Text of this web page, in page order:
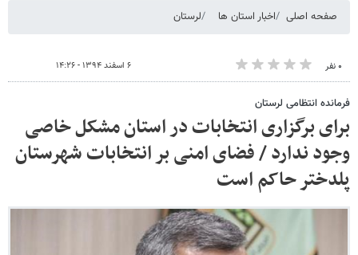
صفحه اصلی اخبار استان ها لرستان
۰ نفر ۶ اسفند ۱۳۹۴ - ۱۴:۲۶
فرمانده انتظامی لرستان
برای برگزاری انتخابات در استان مشکل خاصی
وجود ندارد / فضای امنی بر انتخابات شهرستان
پلدختر حاکم است